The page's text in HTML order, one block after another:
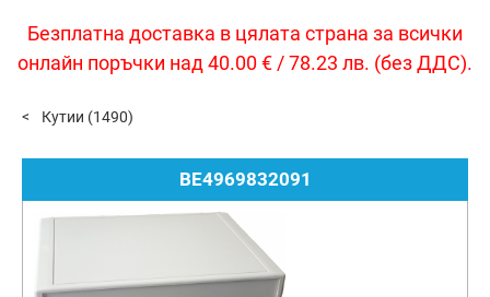
Безплатна доставка в цялата страна за всички
онлайн поръчки над 40.00 € / 78.23 лв. (без ДДС).
Кутии (1490)
BE4969832091